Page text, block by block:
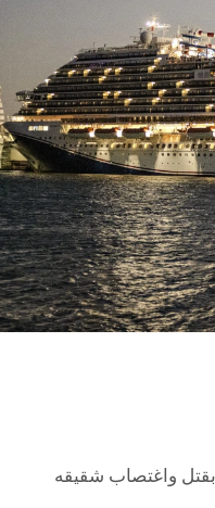
واغتصاب شقيقه